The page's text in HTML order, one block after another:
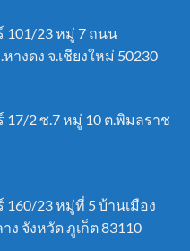
101/23 หมู่ 7 ถนน
างดง จ.เชียงใหม่ 50230
2 ซ.7 หมู่ 10 ต.พิมลราช
23 หมู่ที่ 5 บ้านเมือง
ง จังหวัด ภูเก็ต 83110